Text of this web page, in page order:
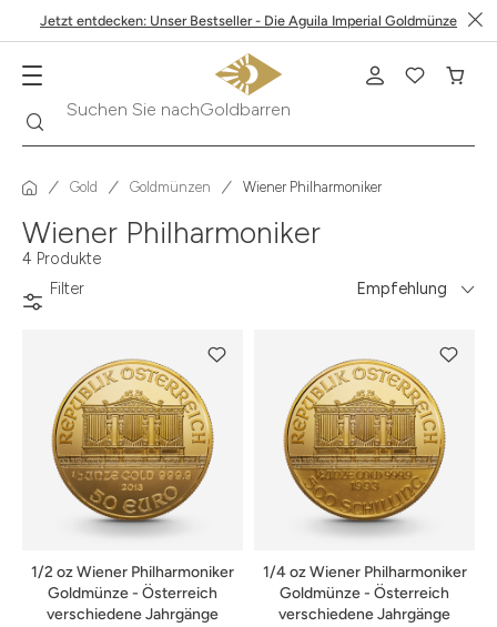
Jetzt entdecken: Unser Bestseller - Die Aguila Imperial Goldmünze
Suchen Sie nachGoldbarren
Gold Goldmünzen Wiener Philharmoniker
Wiener Philharmoniker
4 Produkte
Filter
Empfehlung
1/2 oz Wiener Philharmoniker
Goldmünze - Österreich
verschiedene Jahrgänge
1/4 oz Wiener Philharmoniker
Goldmünze - Österreich
verschiedene Jahrgänge